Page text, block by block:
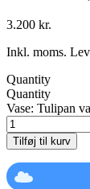
3.200 kr.
Inkl. moms.
Quantity
Quantity
Vase: Tulipan
Tilføj til kurv